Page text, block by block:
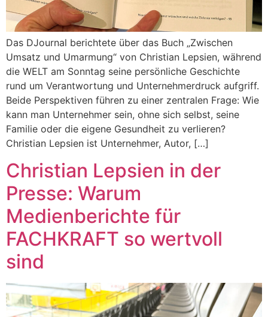
Das DJournal berichtete über das Buch „Zwischen
Umsatz und Umarmung“ von Christian Lepsien, während
die WELT am Sonntag seine persönliche Geschichte
rund um Verantwortung und Unternehmerdruck aufgriff.
Beide Perspektiven führen zu einer zentralen Frage: Wie
kann man Unternehmer sein, ohne sich selbst, seine
Familie oder die eigene Gesundheit zu verlieren?
Christian Lepsien ist Unternehmer, Autor, […]
Christian Lepsien in der
Presse: Warum
Medienberichte für
FACHKRAFT so wertvoll
sind